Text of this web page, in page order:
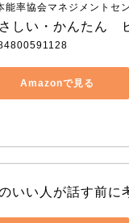
能率協会マネジメントセ
しい・かんたん　
Amazonで見る
いい人が話す前に